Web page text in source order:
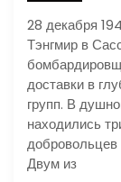
28 декабря
Тэнгмир в
доставки в
групп. В
находились
добровольцев
Двум из